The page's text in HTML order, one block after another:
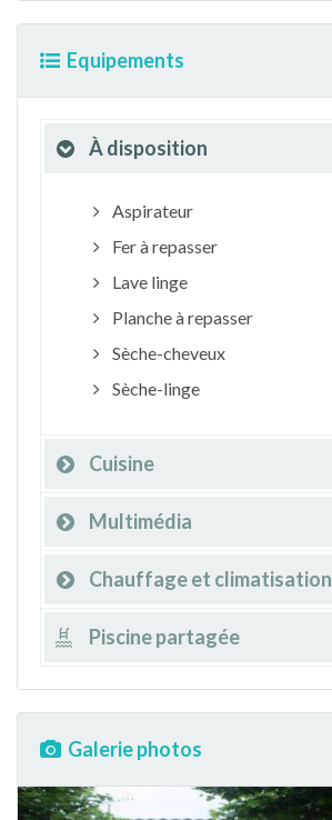
Equipements
À disposition
Aspirateur
Fer à repasser
Lave linge
Planche à repasser
Sèche-cheveux
Sèche-linge
Cuisine
Multimédia
Chauffage et climatisation
Piscine partagée
Galerie photos